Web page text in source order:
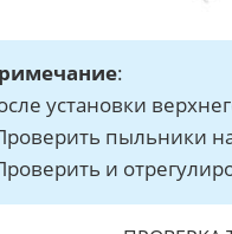
:
установки
пыльники
и